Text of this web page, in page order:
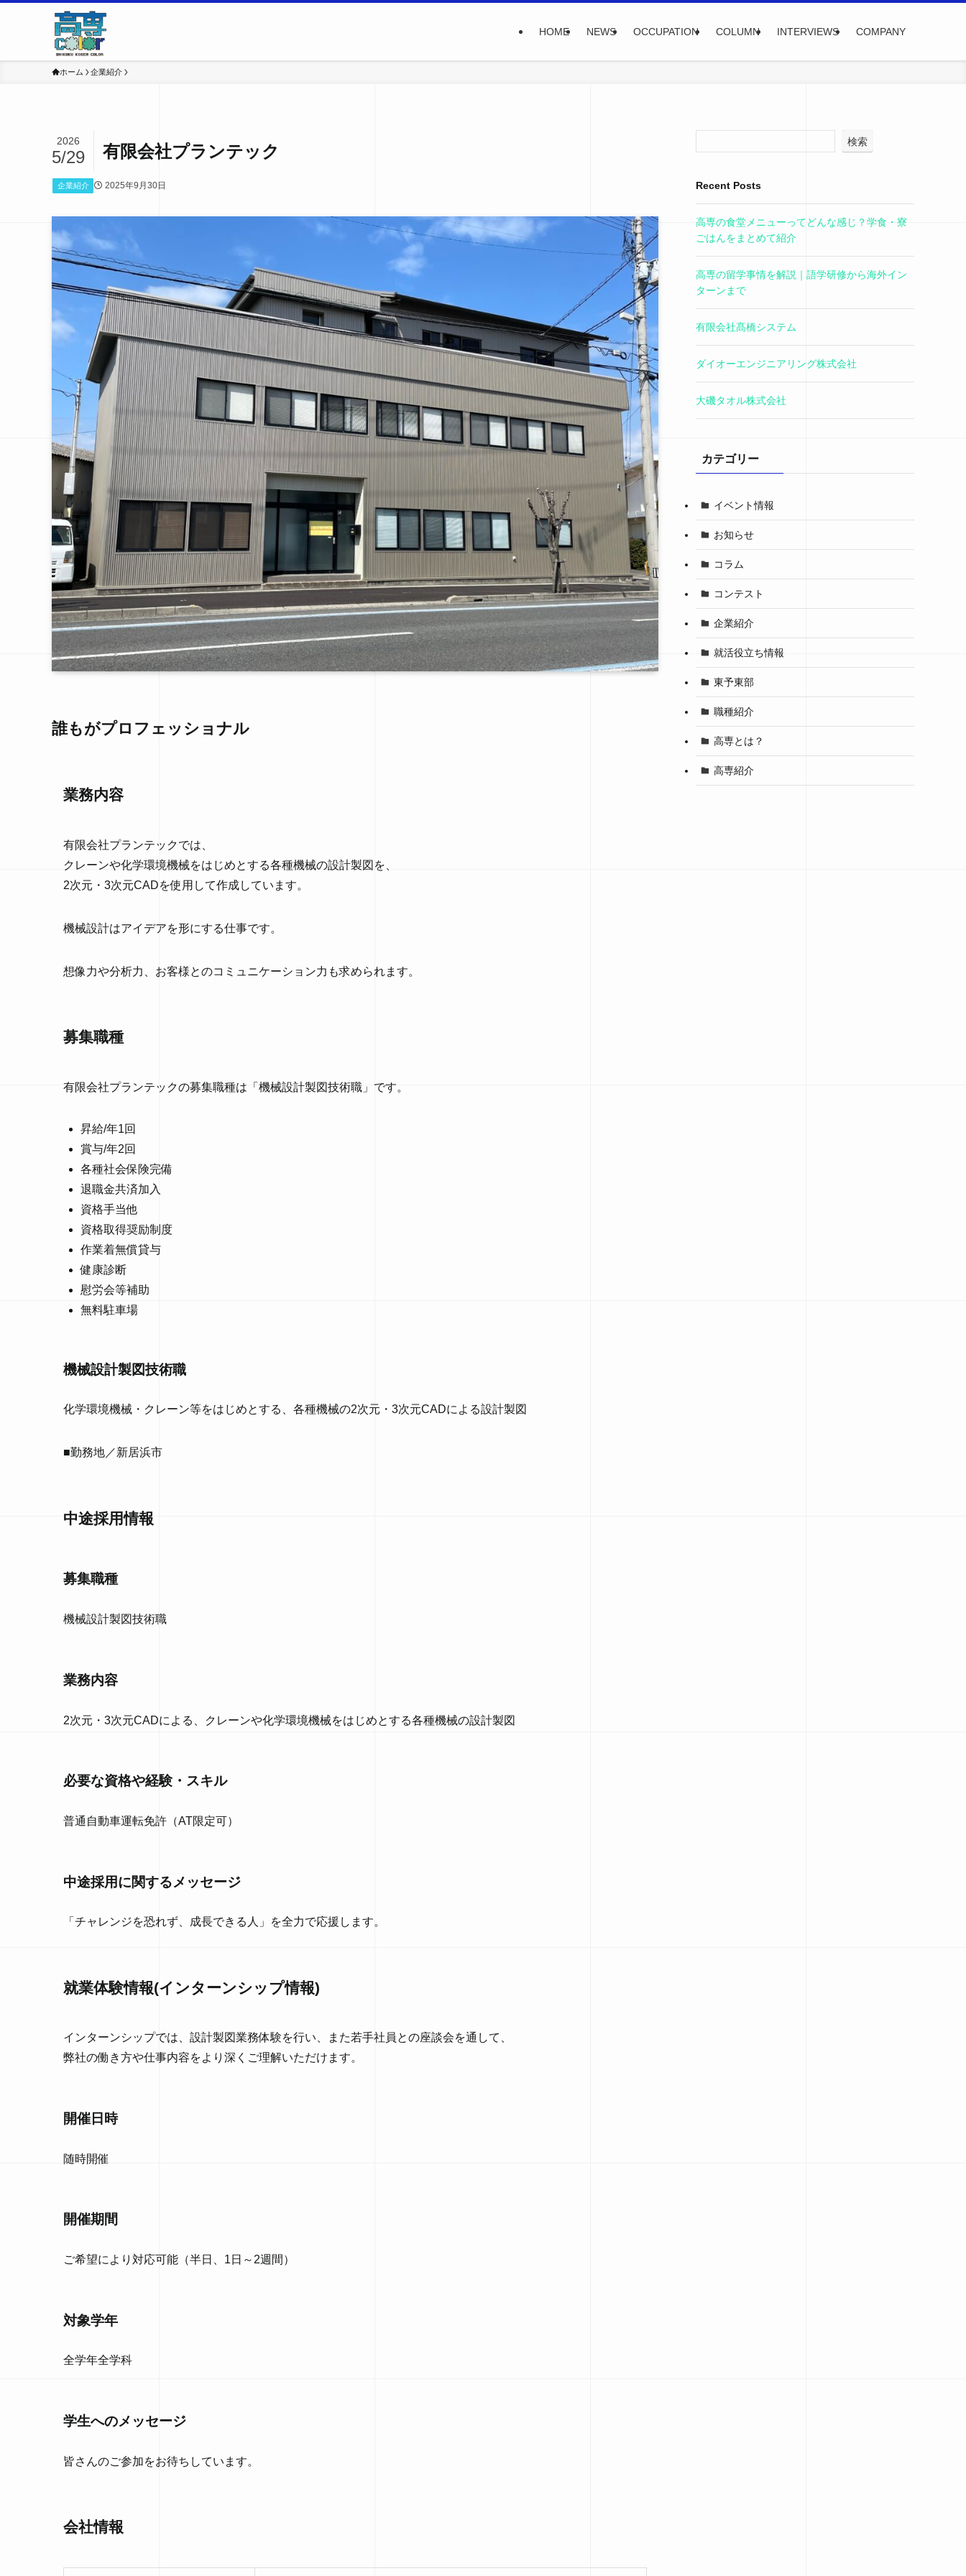
HOME NEWS OCCUPATION COLUMN INTERVIEWS COMPANY
ホーム 企業紹介
有限会社プランテック
2026
5/29
企業紹介 2025年9月30日
誰もがプロフェッショナル
業務内容
有限会社プランテックでは、
クレーンや化学環境機械をはじめとする各種機械の設計製図を、
2次元・3次元CADを使用して作成しています。
機械設計はアイデアを形にする仕事です。
想像力や分析力、お客様とのコミュニケーション力も求められます。
募集職種
有限会社プランテックの募集職種は「機械設計製図技術職」です。
昇給/年1回
賞与/年2回
各種社会保険完備
退職金共済加入
資格手当他
資格取得奨励制度
作業着無償貸与
健康診断
慰労会等補助
無料駐車場
機械設計製図技術職
化学環境機械・クレーン等をはじめとする、各種機械の2次元・3次元CADによる設計製図
■勤務地／新居浜市
中途採用情報
募集職種
機械設計製図技術職
業務内容
2次元・3次元CADによる、クレーンや化学環境機械をはじめとする各種機械の設計製図
必要な資格や経験・スキル
普通自動車運転免許（AT限定可）
中途採用に関するメッセージ
「チャレンジを恐れず、成長できる人」を全力で応援します。
就業体験情報(インターンシップ情報)
インターンシップでは、設計製図業務体験を行い、また若手社員との座談会を通して、
弊社の働き方や仕事内容をより深くご理解いただけます。
開催日時
随時開催
開催期間
ご希望により対応可能（半日、1日～2週間）
対象学年
全学年全学科
学生へのメッセージ
皆さんのご参加をお待ちしています。
会社情報
検索
Recent Posts
高専の食堂メニューってどんな感じ？学食・寮
ごはんをまとめて紹介
高専の留学事情を解説｜語学研修から海外イン
ターンまで
有限会社髙橋システム
ダイオーエンジニアリング株式会社
大磯タオル株式会社
カテゴリー
イベント情報
お知らせ
コラム
コンテスト
企業紹介
就活役立ち情報
東予東部
職種紹介
高専とは？
高専紹介